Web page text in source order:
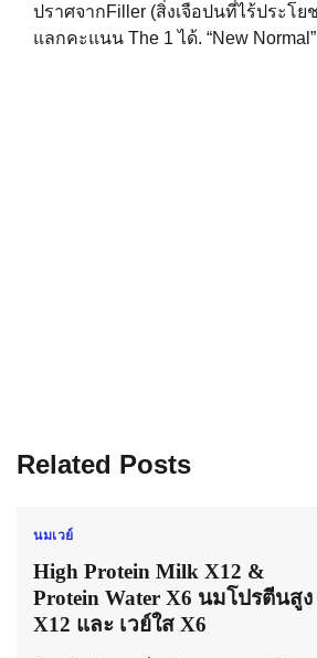
ปราศจากFiller (สิ่งเจือปนที่ไร้ประ
แลกคะแนน The 1 ได้. “New
navigation
Related Posts
นมเวย์
High Protein Milk X12 &
Protein Water X6 นมโปรตีนสูง
X12 และ เวย์ใส X6